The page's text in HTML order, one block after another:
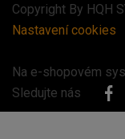
Copyright By HQH
Nastavení cookies
Na e-shopovém
Sledujte nás